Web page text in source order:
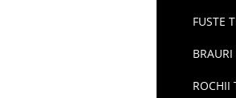
FUSTE
ROCHII